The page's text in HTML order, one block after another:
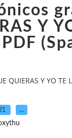
Y
Y YO TE
…